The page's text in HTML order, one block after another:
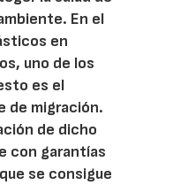
En el
en
uno de los
es el
de migración.
de dicho
con garantías
se consigue